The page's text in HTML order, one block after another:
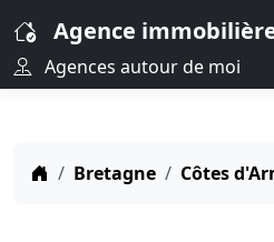
Agence
Agences autour de moi
Bretagne Côtes